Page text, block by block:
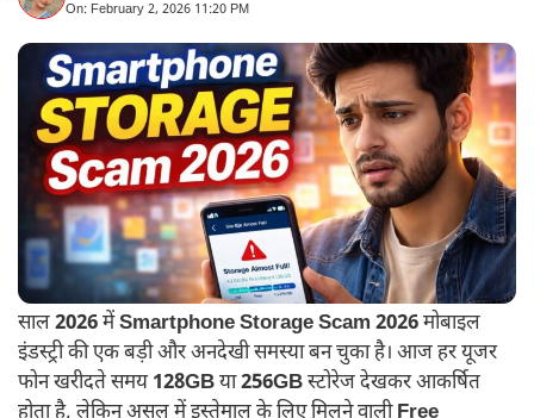
On: February 2, 2026 11:20 PM
साल2026मेंSmartphone Storage Scam 2026मोबाइल
इंडस्ट्री की एक बड़ी और अनदेखी समस्या बन चुका है। आज हर यूजर
फोन खरीदते समय 128GBया256GBस्टोरेज देखकर आकर्षित